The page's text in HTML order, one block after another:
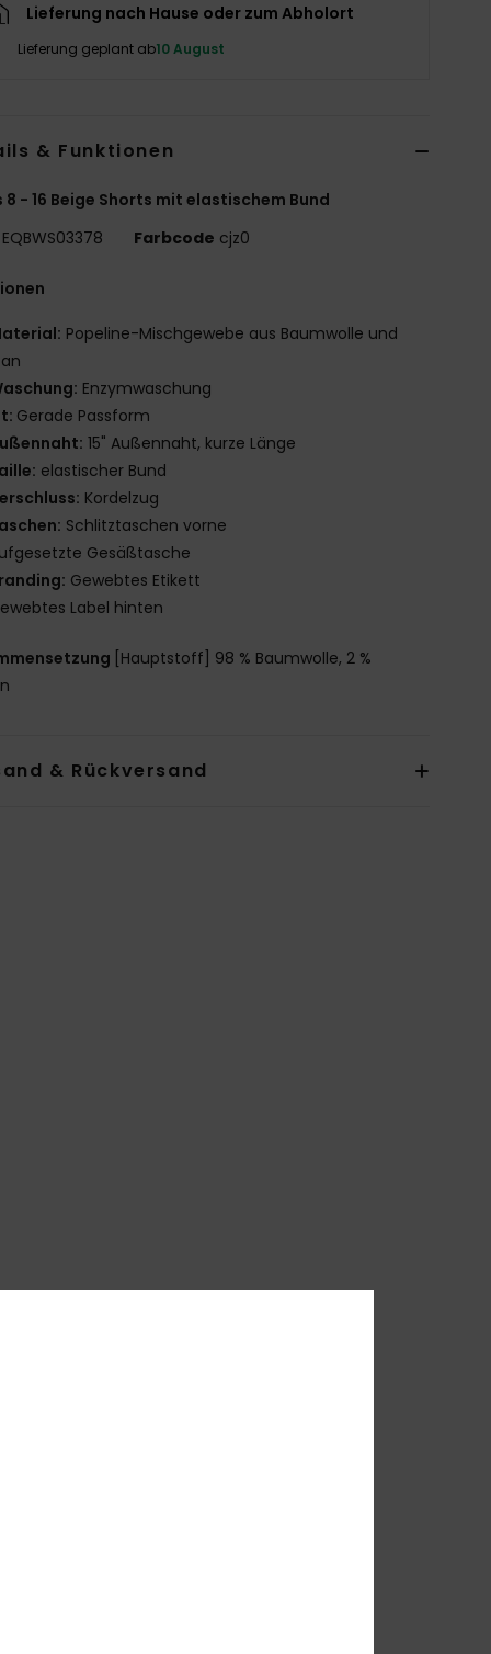
Lieferung nach Hause oder zum Abholort
Lieferung geplant ab10 August
& Funktionen
8 - 16 Beige Shorts mit elastischem Bund
EQBWS03378 Farbcode cjz0
Popeline-Mischgewebe aus Baumwolle und
Enzymwaschung
Gerade Passform
15" Außennaht, kurze Länge
elastischer Bund
Kordelzug
Schlitztaschen vorne
Gesäßtasche
Gewebtes Etikett
Label hinten
[Hauptstoff] 98 % Baumwolle, 2 %
& Rückversand